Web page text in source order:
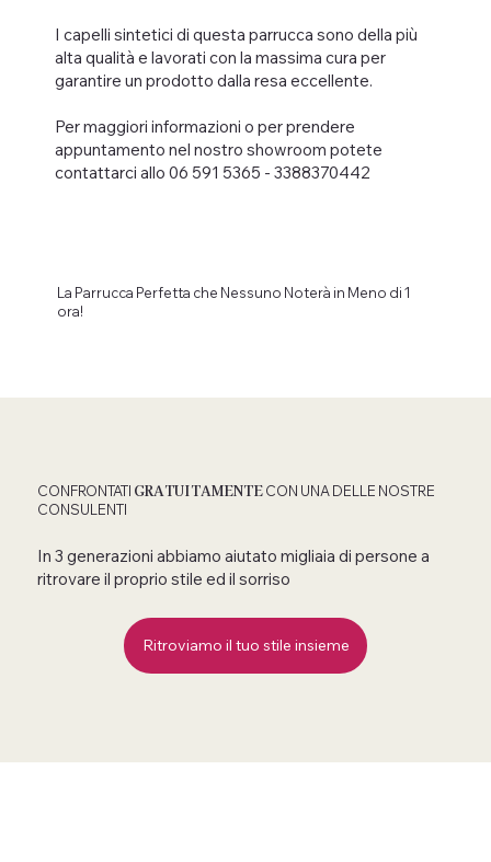
I capelli sintetici di questa parrucca sono della più
alta qualità e lavorati con la massima cura per
garantire un prodotto dalla resa eccellente.
Per maggiori informazioni o per prendere
appuntamento nel nostro showroom potete
contattarci allo 06 591 5365 - 3388370442
La Parrucca Perfetta che Nessuno Noterà in Meno di 1
ora!
CONFRONTATI GRATUITAMENTECON UNA DELLE NOSTRE
CONSULENTI
In 3 generazioni abbiamo aiutato migliaia di persone a
ritrovare il proprio stile ed il sorriso
Ritroviamo il tuo stile insieme